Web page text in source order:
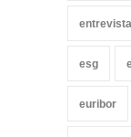
esg
euribor